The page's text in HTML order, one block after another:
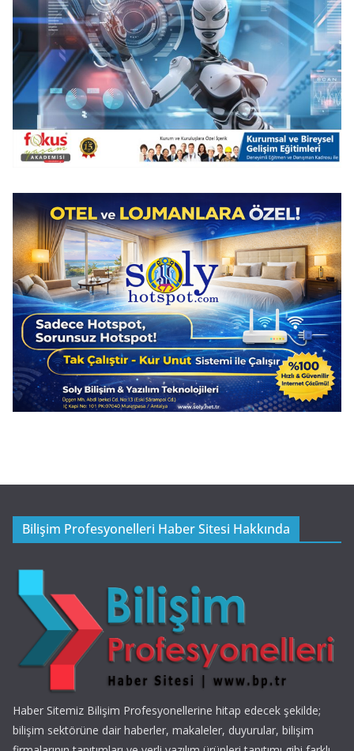
Bilişim Profesyonelleri Haber Sitesi Hakkında
Haber Sitemiz Bilişim Profesyonellerine hitap edecek şekilde;
bilişim sektörüne dair haberler, makaleler, duyurular, bilişim